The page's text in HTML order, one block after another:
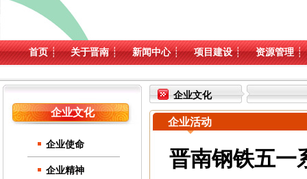
首页 ┊ 关于晋南 ┊ 新闻中心 ┊ 项目建设 ┊ 资源管理 ┊
企业文化
企业使命
企业精神
企业文化
企业活动
晋南钢铁五一